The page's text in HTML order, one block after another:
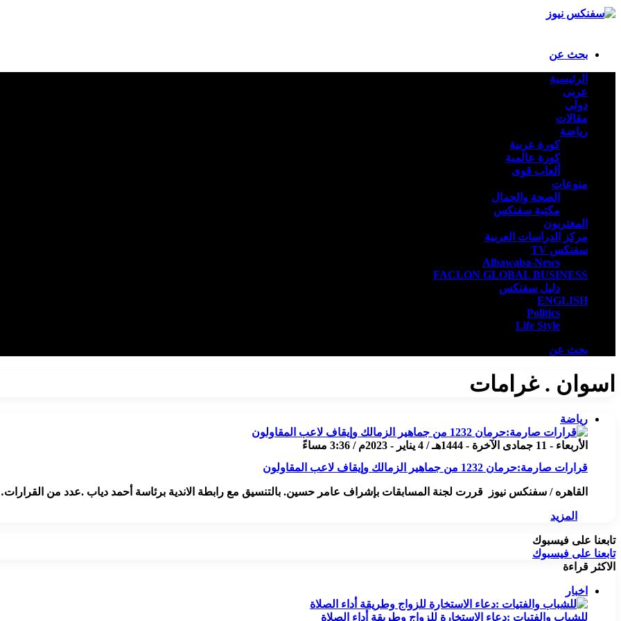
بحث عن
الرئيسية
عربى
دولى
مقالات
رياضة
كورة عربية
كورة عالمية
ألعاب قوى
منوعات
الصحة والجمال
مكتبة سفنكس
المغتربون
مركز الدراسات العربية
سفنكس TV
Albawaba-News
FACLON GLOBAL BUSINESS
دليل سفنكس
ENGLISH
Politics
Life Style
بحث عن
اسوان . غرامات
رياضة
الأربعاء - 11 جمادى الآخرة - 1444هـ / 4 يناير - 2023م / 3:36 مساءً
قرارات صارمة:حرمان 1232 من جماهير الزمالك وإيقاف لاعب المقاولون
القاهره / سفنكس نيوز قررت لجنة المسابقات بإشراف عامر حسين. بالتنسيق مع رابطة الاندية برئاسة أحمد دياب .عدد من
المزيد
تابعنا على فيسبوك
تابعنا على فيسبوك
الاكثر قراءة
اخبار
للشباب والفتيات :دعاء الاستخارة للزواج وطريقة أداء الصلاة